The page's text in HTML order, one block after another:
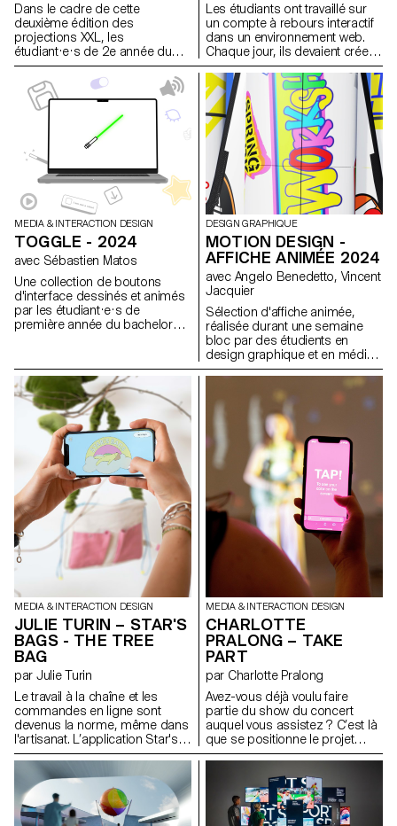
Dans le cadre de cette
deuxième édition des
projections XXL, les
étudiant·e·s de 2e année du
Bachelor Photographie de
l’ECAL/Ecole cantonale d’art de
Lausanne ont développé des
projets dans un cours
consacré à la création de vidéo
mapping. Encadré par Jean-
Vincent Simonet, ce cours a
permis aux étudiant·e·s de
concevoir des créations
immersives destinées à animer
les façades du mudac et de
Photo Elysée avec créativité et
fantaisie.
Les étudiants ont travaillé sur
un compte à rebours interactif
dans un environnement web.
Chaque jour, ils devaient créer
une nouvelle esquisse, ce qui
leur a permis de constituer leur
propre collection, qui pouvait
également être combinée avec
les projets de l'ensemble de la
classe.
MEDIA & INTERACTION DESIGN
TOGGLE - 2024
avec Sébastien Matos
Une collection de boutons
d'interface dessinés et animés
par les étudiant·e·s de
première année du bachelor
une animation standard, une
animation démesurée et une
version inattendue.
DESIGN GRAPHIQUE
MOTION DESIGN -
AFFICHE ANIMÉE 2024
avec Angelo Benedetto, Vincent
Jacquier
Sélection d'affiche animée,
réalisée durant une semaine
bloc par des étudients en
design graphique et en média
& interaction design. Le but de
consevoir les futures affiche
d'annonce des Worskops de
l'ECAL à venir.
MEDIA & INTERACTION DESIGN
JULIE TURIN – STAR'S
BAGS - THE TREE
BAG
par Julie Turin
Le travail à la chaîne et les
commandes en ligne sont
devenus la norme, même dans
l'artisanat. L’application Star's
Bags est la réponse d’une
artisane couturière à cette
tendance, proposant une
expérience d'achat immersive
pour valoriser le travail manuel
MEDIA & INTERACTION DESIGN
CHARLOTTE
PRALONG – TAKE
PART
par Charlotte Pralong
Avez-vous déjà voulu faire
partie du show du concert
auquel vous assistez ? C’est là
que se positionne le projet
Take Part, une scénographie
spécialement composée par
mon duo musical avec ma
sœur. Le téléphone, souvent